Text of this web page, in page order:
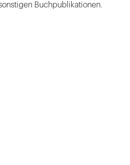
Buchpublikationen.